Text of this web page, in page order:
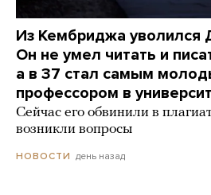
Из Кембриджа уволился
Он не умел читать и
а в 37 стал самым
профессором в
Сейчас его обвинили в
возникли вопросы
НОВОСТИ день назад